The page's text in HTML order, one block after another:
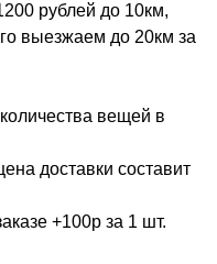
рублей до 10км,
выезжаем до 20км за
вещей в
доставки составит
+100р за 1 шт.